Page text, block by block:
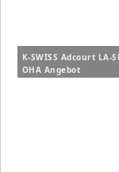
K-SWISS Adcourt
OHA Angebot